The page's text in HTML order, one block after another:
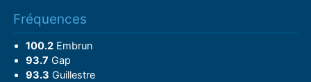
Fréquences
100.2Embrun
93.7 Gap
93.3 Guillestre